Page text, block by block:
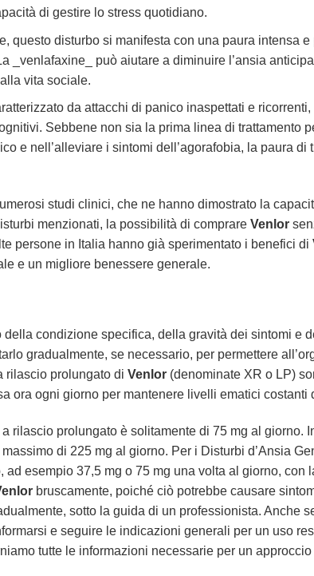
di gestire lo stress quotidiano.
questo disturbo si manifesta con una paura intensa
può aiutare a diminuire l’ansia
vita sociale.
da attacchi di panico inaspettati e
Sebbene non sia la prima linea di trattamento
e nell’alleviare i sintomi dell’agorafobia, la paura di
studi clinici, che ne hanno dimostrato la
menzionati, la possibilità di comprare Venlor
persone in Italia hanno già sperimentato i benefici di
e un migliore benessere generale.
condizione specifica, della gravità dei sintomi e
gradualmente, se necessario, per permettere
rilascio prolungato di Venlor (denominate XR o LP)
ora ogni giorno per mantenere livelli ematici costanti
a rilascio prolungato è solitamente di 75 mg al giorno.
di 225 mg al giorno. Per i Disturbi d’Ansia
esempio 37,5 mg o 75 mg una volta al giorno, con
bruscamente, poiché ciò potrebbe causare
sotto la guida di un professionista. Anche
e seguire le indicazioni generali per un uso
tutte le informazioni necessarie per un